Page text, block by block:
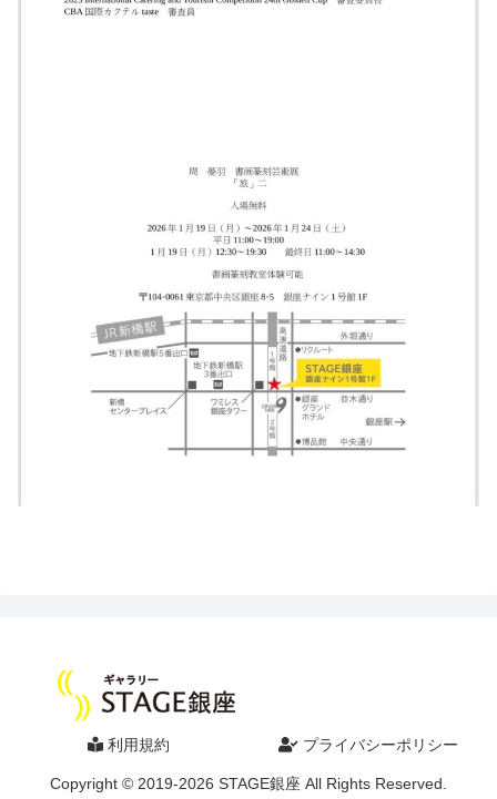
利用規約 プライバシーポリシー
Copyright © 2019-2026 STAGE銀座 All Rights Reserved.